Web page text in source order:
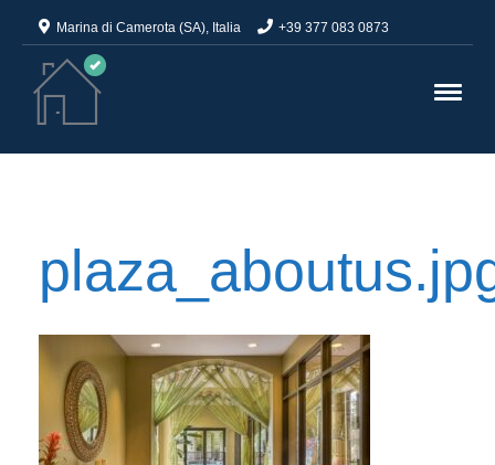
Marina di Camerota (SA), Italia +39 377 083 0873